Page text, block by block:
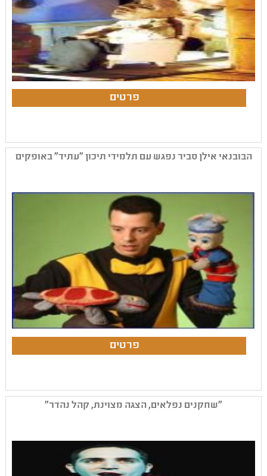
הבובנאי אילן סביר נפגש עם תלמידי תיכון "עתיד" באופקים
"שחקנים נפלאים, הצגה מצוינת, קהל נהדר"